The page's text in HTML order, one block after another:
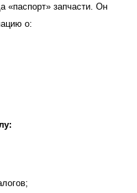
«паспорт» запчасти. Он
о: